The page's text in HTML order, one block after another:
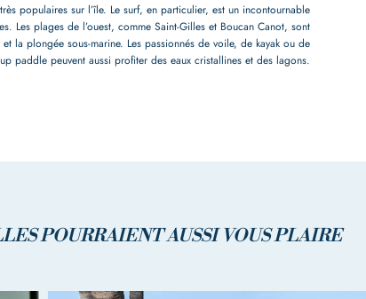
populaires sur l’île. Le surf, en particulier, est un incontournable
Les plages de l’ouest, comme Saint-Gilles et Boucan Canot, sont
la plongée sous-marine. Les passionnés de voile, de kayak ou de
paddle peuvent aussi profiter des eaux cristallines et des lagons.
POURRAIENT AUSSI VOUS PLAIRE